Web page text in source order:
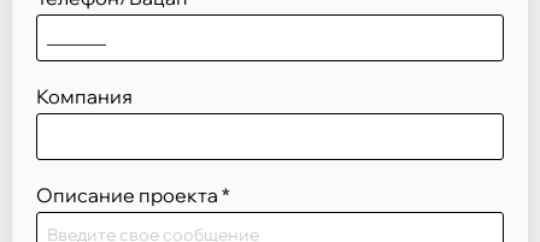
Компания
Описание проекта *